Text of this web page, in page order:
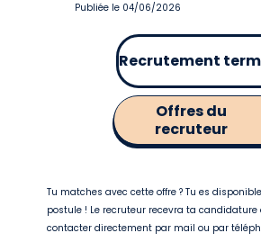
Publiée le 04/06/2026
Recrutement
Offres du
recruteur
Tu matches avec cette offre ? Tu es
postule ! Le recruteur recevra ta candidature
contacter directement par mail ou par